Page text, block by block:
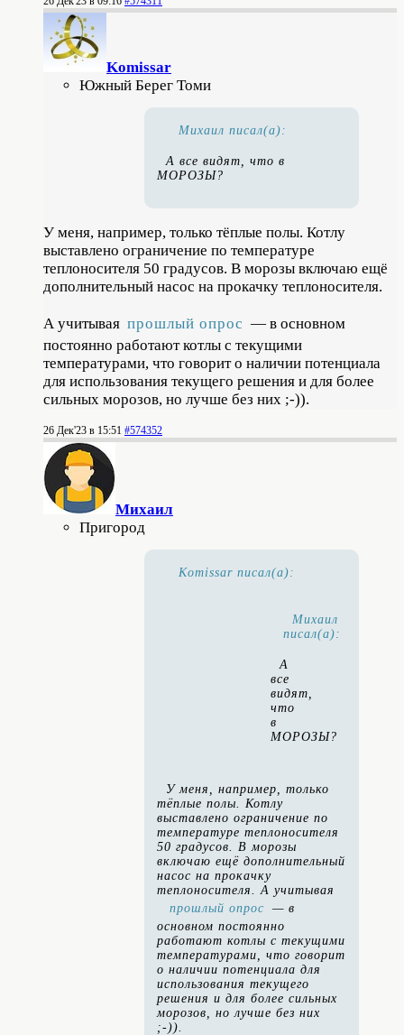
Komissar
Южный Берег Томи
Михаил писал(а):
А все видят, что в
МОРОЗЫ?
У меня, например, только тёплые полы. Котлу
выставлено ограничение по температуре
теплоносителя 50 градусов. В морозы включаю ещё
дополнительный насос на прокачку теплоносителя.
А учитывая прошлый опрос — в основном
постоянно работают котлы с текущими
температурами, что говорит о наличии потенциала
для использования текущего решения и для более
сильных морозов, но лучше без них ;-)).
26 Дек'23 в 15:51 #574352
Михаил
Пригород
Komissar писал(а):
Михаил
писал(а):
А
все
видят,
что
в
МОРОЗЫ?
У меня, например, только
тёплые полы. Котлу
выставлено ограничение по
температуре теплоносителя
50 градусов. В морозы
включаю ещё дополнительный
насос на прокачку
теплоносителя. А учитывая
прошлый опрос
— в
основном постоянно
работают котлы с текущими
температурами, что говорит
о наличии потенциала для
использования текущего
решения и для более сильных
морозов, но лучше без них
;-)).